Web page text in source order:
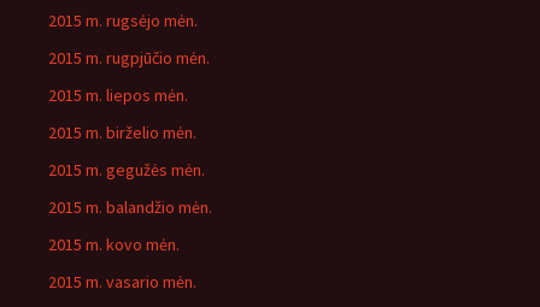
2015 m. rugsėjo mėn.
2015 m. rugpjūčio mėn.
2015 m. liepos mėn.
2015 m. birželio mėn.
2015 m. gegužės mėn.
2015 m. balandžio mėn.
2015 m. kovo mėn.
2015 m. vasario mėn.